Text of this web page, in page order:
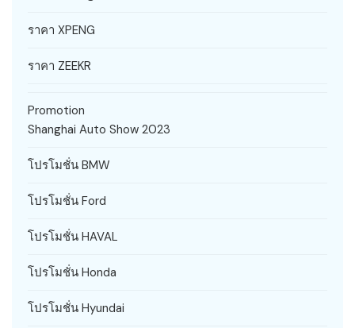
ราคา XPENG
ราคา ZEEKR
Promotion
Shanghai Auto Show 2023
โปรโมชั่น BMW
โปรโมชั่น Ford
โปรโมชั่น HAVAL
โปรโมชั่น Honda
โปรโมชั่น Hyundai